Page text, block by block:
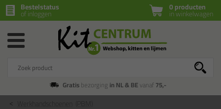
0 producten
in winkelwagen
Bestelstatus
of inloggen
Gratisbezorging in NL & BEvanaf75,-